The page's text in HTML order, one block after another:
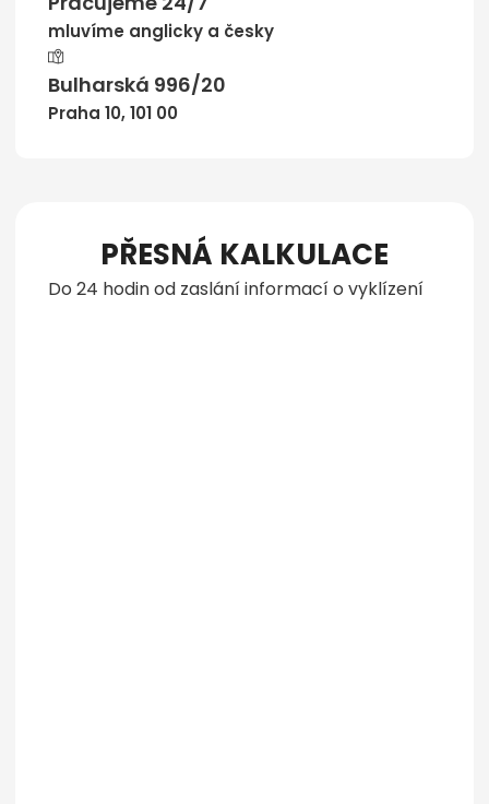
mluvíme anglicky a česky
Bulharská 996/20
Praha 10, 101 00
PŘESNÁ KALKULACE
Do 24 hodin od zaslání informací o vyklízení